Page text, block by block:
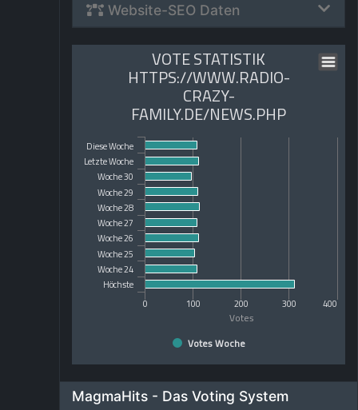
Website-SEO Daten
Votes
VOTE STATISTIK
HTTPS://WWW.RADIO-
CRAZY-
FAMILY.DE/NEWS.PHP
Votes Woche
Diese Woche
Letzte Woche
Woche 30
Woche 29
Woche 28
Woche 27
Woche 26
Woche 25
Woche 24
Höchste
0
100 200 300 400
MagmaHits - Das Voting System